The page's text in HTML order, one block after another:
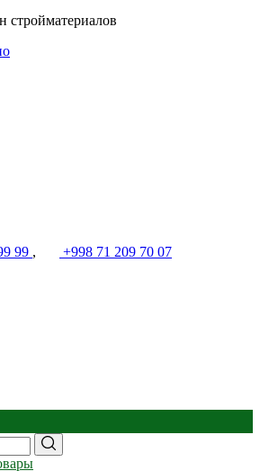
стройматериалов
99 ,
+998 71 209 70 07